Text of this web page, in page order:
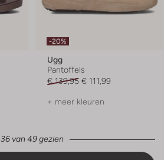
-20%
Ugg
Pantoffels
€ 139,95 € 111,99
+ meer kleuren
36 van 49 gezien